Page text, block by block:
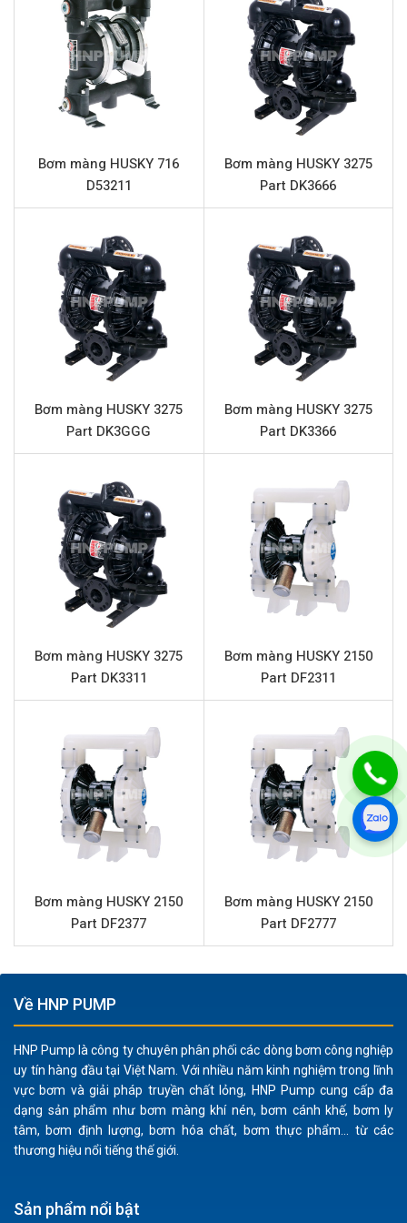
chọn tối ưu cho các ngành công nghiệp đòi hỏi khả
năng bơm chính xác và an toàn.
Thông số kỹ thuật HUSKY 1590 Part
DB2955
Bơm màng HUSKY 1590 Part DB2955
Model
HUSKY 1590 Part DB2955
Chất liệu thân bơm
Nhựa Polypropylene
Lưu lượng tối đa
378.5 lít/phút
Áp lực tối đa
Đường cấp khí
1/2” (Kết nối ren)
Vật liệu phần trung tâm
Vật liệu màng
TPE (Thermoplastic Elastomer)
TPE (Thermoplastic Elastomer)
Vật liệu đế bi
Nhựa Polypropylene
Chất rắn qua bơm tối đa
Đặc điểm nổi bật HUSKY 1590 Part
Bơm màng HUSKY1590 Part DB2955 nổi bật với thiết kế
tối ưu và vật liệu cao cấp, mang đến nhiều lợi ích vượt
trội cho người sử dụng:
Độ bền vượt trội:
Thân bơm làm từ nhựa
Polypropylene có khả năng chống ăn mòn hóa học
cao, phù hợp với nhiều loại hóa chất mạnh và dung
môi, từ đó kéo dài tuổi thọ và giảm chi phí bảo trì.
Hiệu suất làm việc ổn định:
Cung cấp lưu lượng lên
đến 378.5 lít/phút và áp lực tối đa 8.4 bar, đảm bảo
duy trì quy trình sản xuất liên tục.
Khả năng xử lý chất lỏng đa dạng:Với vật liệu màng
lỏng có độ nhớt cao, lẫn hạt rắn nhỏ (tối đa 4.8 mm)
mà không gây tắc nghẽn hay hư hại.
An toàn tối đa trong môi trường nguy hiểm:Hoạt
động bằng khí nén loại bỏ hoàn toàn rủi ro phát sinh
tia lửa điện, lý tưởng cho việc bơm các chất dễ cháy
nổ hoặc trong các khu vực yêu cầu an toàn cháy nổ
nghiêm ngặt.
Vận hành và bảo trì đơn giản:
Bơm màng HUSKY 716
D53211
Bơm màng HUSKY 3275
Part DK3666
Bơm màng HUSKY 3275
Part DK3GGG
Bơm màng HUSKY 3275
Part DK3366
Bơm màng HUSKY 3275
Part DK3311
Bơm màng HUSKY 2150
Part DF2311
Bơm màng HUSKY 2150
Part DF2377
Bơm màng HUSKY 2150
Part DF2777
Về HNP PUMP
HNP Pump là công ty chuyên phân phối các dòng bơm công nghiệp
uy tín hàng đầu tại Việt Nam. Với nhiều năm kinh nghiệm trong lĩnh
vực bơm và giải pháp truyền chất lỏng, HNP Pump cung cấp đa
dạng sản phẩm như bơm màng khí nén, bơm cánh khế, bơm ly
tâm, bơm định lượng, bơm hóa chất, bơm thực phẩm... từ các
thương hiệu nổi tiếng thế giới.
Sản phẩm nổi bật